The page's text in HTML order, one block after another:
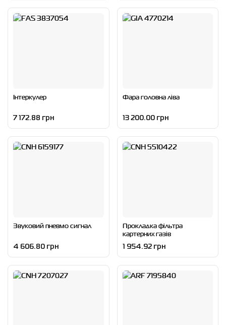
Інтеркулер
7 172.88 грн
Фара головна ліва
13 200.00 грн
Звуковий пневмо сигнал
4 606.80 грн
Прокладка фільтра
картерних газів
1 954.92 грн